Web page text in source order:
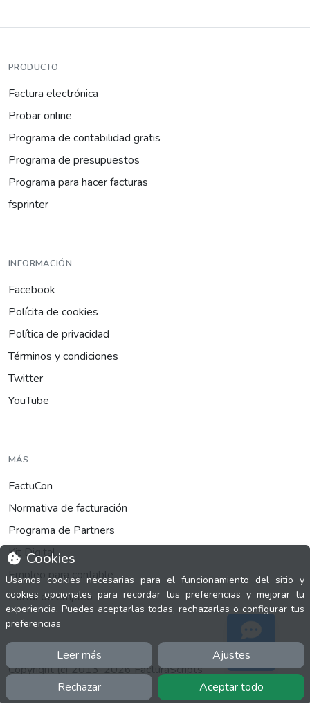
Cookies
Usamos cookies necesarias para el funcionamiento del sitio y
cookies opcionales para recordar tus preferencias y mejorar tu
experiencia. Puedes aceptarlas todas, rechazarlas o configurar tus
preferencias
Leer más Ajustes
Rechazar Aceptar todo
PRODUCTO
Factura electrónica
Probar online
Programa de contabilidad gratis
Programa de presupuestos
Programa para hacer facturas
fsprinter
INFORMACIÓN
Facebook
Polícita de cookies
Política de privacidad
Términos y condiciones
Twitter
YouTube
MÁS
FactuCon
Normativa de facturación
Programa de Partners
Kit Digital
Empleo para contable
Portal de empleo
Copyright (c) 2013-2026 FacturaScripts
0.0782s
Soporte